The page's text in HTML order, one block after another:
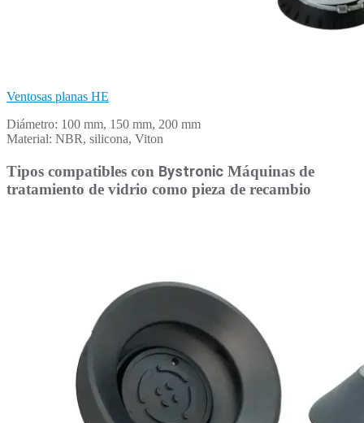
Ventosas planas HE
Diámetro: 100 mm, 150 mm, 200 mm
Material: NBR, silicona, Viton
Tipos compatibles con Bystronic Máquinas de
tratamiento de vidrio como pieza de recambio